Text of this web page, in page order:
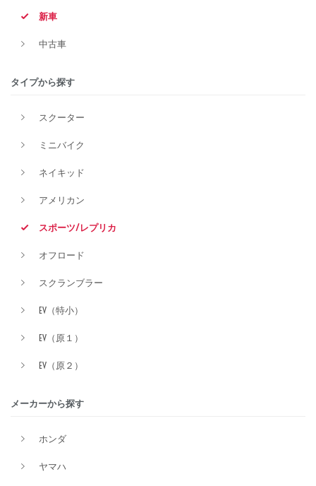
新車
中古車
タイプから探す
スクーター
ミニバイク
ネイキッド
アメリカン
スポーツ/レプリカ
オフロード
スクランブラー
EV（特小）
EV（原１）
EV（原２）
メーカーから探す
ホンダ
ヤマハ
価格